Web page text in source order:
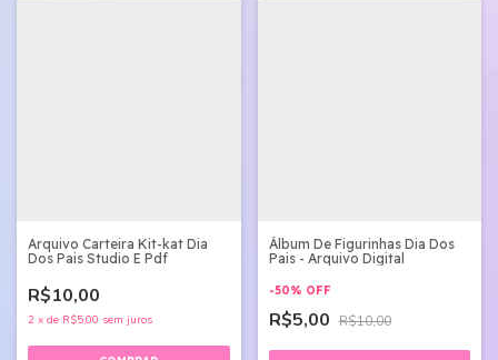
Arquivo Carteira Kit-kat Dia
Dos Pais Studio E Pdf
R$10,00
2 x de R$5,00 sem juros
Álbum De Figurinhas Dia Dos
Pais - Arquivo Digital
-50% OFF
R$5,00 R$10,00